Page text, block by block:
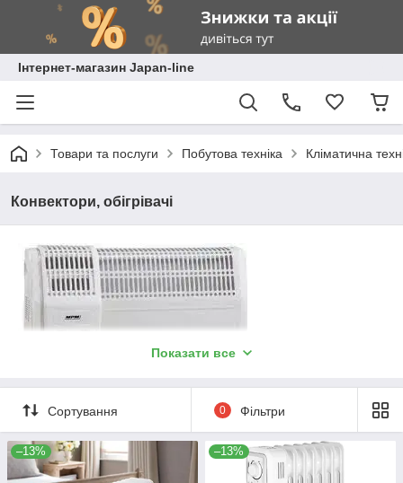
Інтернет-магазин Japan-line
Товари та послуги Побутова техніка Кліматична
Конвектори, обігрівачі
Показати все
Сортування 0 Фільтри
–13% –13%